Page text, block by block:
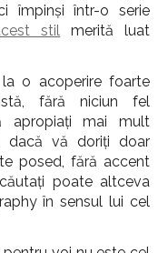
împinși într-o serie
stil merită luat
o acoperire foarte
fără niciun fel
apropiați mai mult
dacă vă doriți doar
posed, fără accent
poate altceva
în sensul lui cel